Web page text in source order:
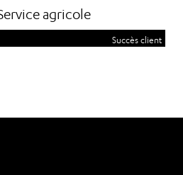
agricole
Succès client